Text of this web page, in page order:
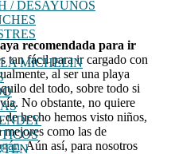
/ DESAYUNOS
MICHELIN
recomendada para ir
tan fácil para ir cargado con
al ser una playa
del todo, sobre todo si
No obstante, no quiere
hecho hemos visto niños,
mejores como las de
. Aún así, para nosotros